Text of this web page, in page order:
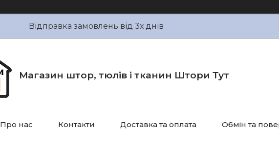
Відправка замовлень від 3х днів
Магазин штор, тюлів і тканин Штори Тут
Про нас Контакти Доставка та оплата Обмін та